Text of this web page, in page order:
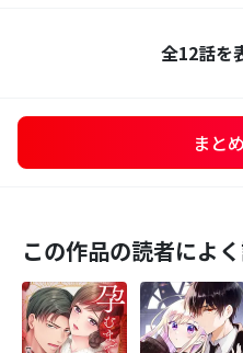
全12話を
まと
この作品の読者によ